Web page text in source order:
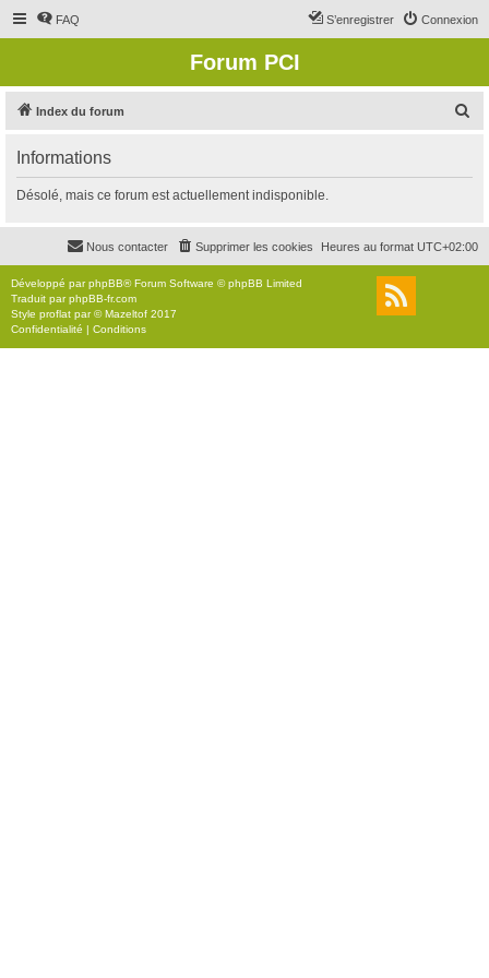
FAQ Connexion
S’enregistrer
Forum PCI
Index du forum
r
c
r
Informations
Désolé, mais ce forum est actuellement indisponible.
Heures au format UTC+02:00
Supprimer les cookies
Nous contacter
Développé parphpBB® Forum Software © phpBB Limited
Traduit parphpBB-fr.com
Style proflat par ©Mazeltof 2017
Confidentialité | Conditions